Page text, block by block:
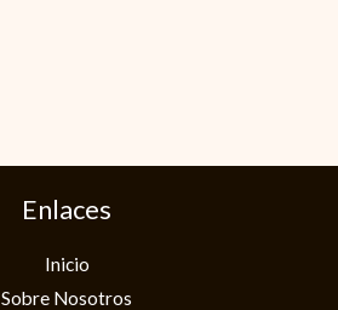
Enlaces
Inicio
Sobre Nosotros